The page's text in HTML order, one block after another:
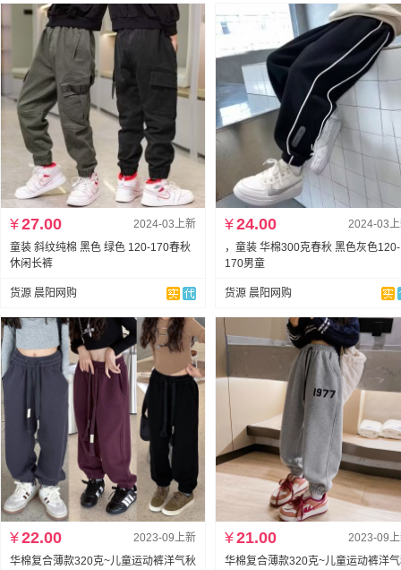
2024-03上新
¥27.00
童装 斜纹纯棉 黑色 绿色 120-170春秋
休闲长裤
货源 晨阳网购
2024-03
¥24.00
，童装 华棉300克春秋 黑色灰色120-
170男童
货源 晨阳网购
2023-09上新
¥22.00
华棉复合薄款320克~儿童运动裤洋气秋
2023-09
¥21.00
华棉复合薄款320克~儿童运动裤洋